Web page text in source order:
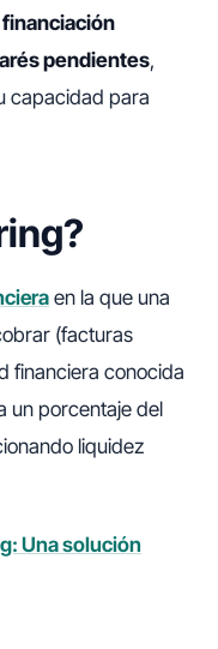
pendientes,
capacidad para
en la que una
(facturas
financiera conocida
un porcentaje del
liquidez
Una solución